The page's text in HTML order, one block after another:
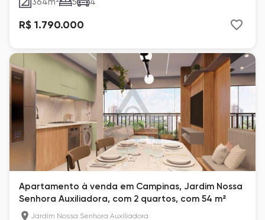
R$ 1.790.000
Apartamento à venda em Campinas, Jardim Nossa
Senhora Auxiliadora, com 2 quartos, com 54 m²
Jardim Nossa Senhora Auxiliadora